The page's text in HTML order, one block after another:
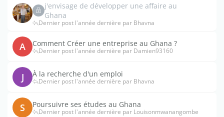
j'envisage de développer une affaire au
Ghana
Dernier post l'année dernière par Bhavna
A Comment Créer une entreprise au Ghana ?
Dernier post l'année dernière par Damien93160
J À la recherche d'un emploi
Dernier post l'année dernière par Bhavna
S Poursuivre ses études au Ghana
Dernier post l'année dernière par Louisonmwanangombe